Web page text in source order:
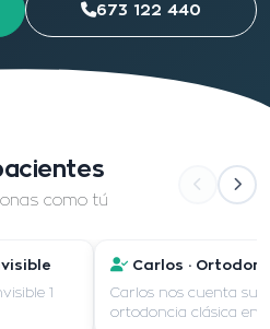
673 122 440
como tú
1
Carlos ·
Carlos nos cuenta su
ortodoncia clásica en